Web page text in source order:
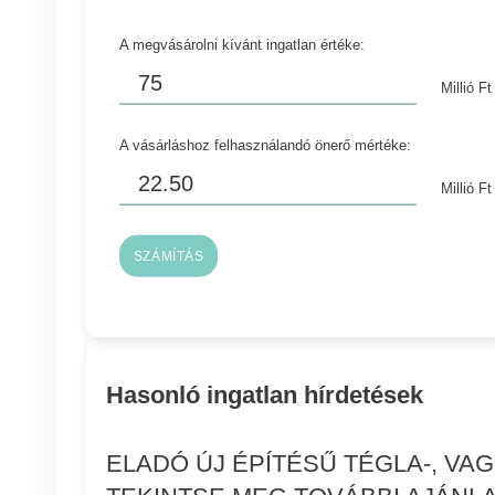
A megvásárolni kívánt ingatlan értéke:
Millió Ft
A vásárláshoz felhasználandó önerő mértéke:
Millió Ft
SZÁMÍTÁS
Hasonló ingatlan hírdetések
ELADÓ ÚJ ÉPÍTÉSŰ TÉGLA-,